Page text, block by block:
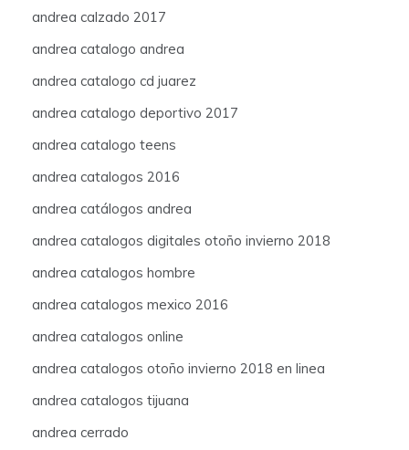
andrea calzado 2017
andrea catalogo andrea
andrea catalogo cd juarez
andrea catalogo deportivo 2017
andrea catalogo teens
andrea catalogos 2016
andrea catálogos andrea
andrea catalogos digitales otoño invierno 2018
andrea catalogos hombre
andrea catalogos mexico 2016
andrea catalogos online
andrea catalogos otoño invierno 2018 en linea
andrea catalogos tijuana
andrea cerrado